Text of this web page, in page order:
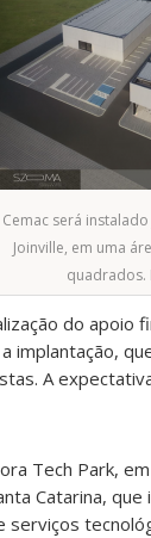
Cemac será
Joinville, em uma
quadrados.
do apoio
implantação,
A
Tech Park,
Catarina, que
serviços